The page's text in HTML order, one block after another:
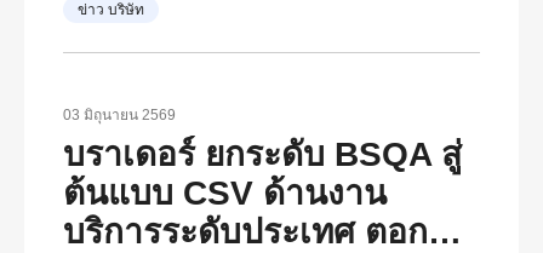
วิสัยทัศน์ภายใต้ The
Brother Group Global
Charter และแนวคิด “At
Your Side, Every Side of
Life”
ข่าว บริษัท
03 มิถุนายน 2569
บราเดอร์ ยกระดับ BSQA สู่
ต้นแบบ CSV ด้านงาน
บริการระดับประเทศ ตอกย้ำ